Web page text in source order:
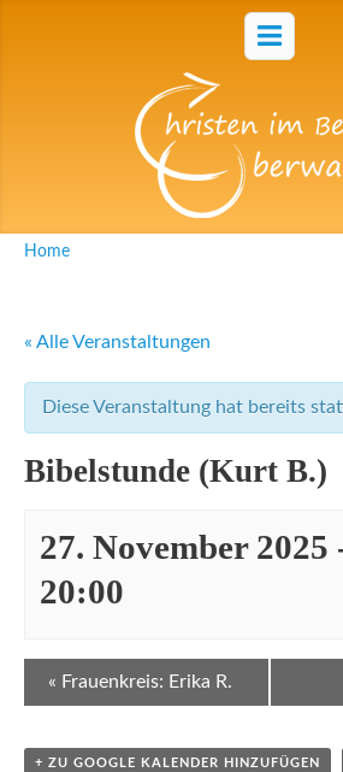
Home
« Alle Veranstaltungen
Diese Veranstaltung hat bereits
Bibelstunde (Kurt B.)
27. November 2025
20:00
Veranstaltung
Navigation
« Frauenkreis: Erika R.
+ ZU GOOGLE KALENDER HINZUFÜGEN